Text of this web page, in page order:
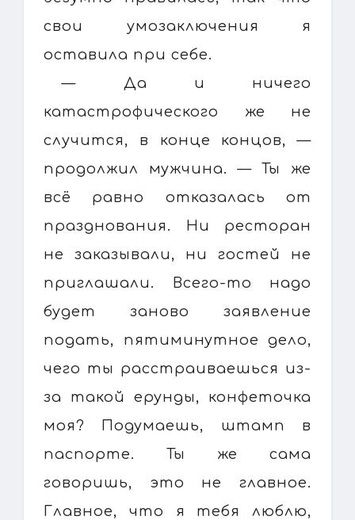
свои умозаключения я
оставила при себе.
— Да и ничего
катастрофического же не
случится, в конце концов, —
продолжил мужчина. — Ты же
всё равно отказалась от
празднования. Ни ресторан
не заказывали, ни гостей не
приглашали. Всего-то надо
будет заново заявление
подать, пятиминутное дело,
чего ты расстраиваешься из-
за такой ерунды, конфеточка
моя? Подумаешь, штамп в
паспорте. Ты же сама
говоришь, это не главное.
Главное, что я тебя люблю,